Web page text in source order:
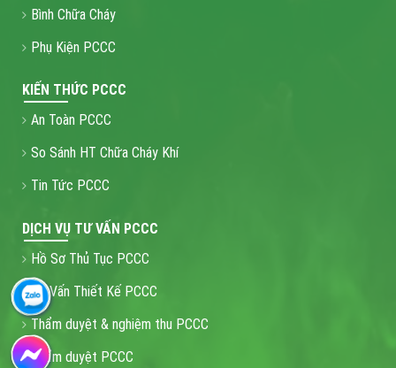
Bình Chữa Cháy
Phụ Kiện PCCC
KIẾN THỨC PCCC
An Toàn PCCC
So Sánh HT Chữa Cháy Khí
Tin Tức PCCC
DỊCH VỤ TƯ VẤN PCCC
Hồ Sơ Thủ Tục PCCC
Tư Vấn Thiết Kế PCCC
Thẩm duyệt & nghiệm thu PCCC
Thẩm duyệt PCCC